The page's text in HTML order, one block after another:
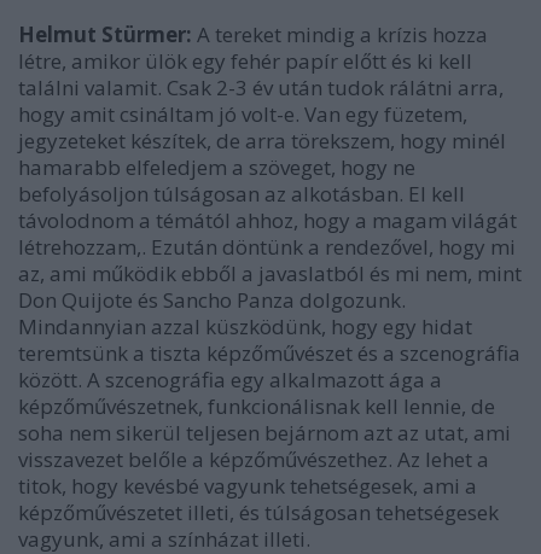
Helmut Stürmer: A tereket mindig a krízis hozza
létre, amikor ülök egy fehér papír előtt és ki kell
találni valamit. Csak 2-3 év után tudok rálátni arra,
hogy amit csináltam jó volt-e. Van egy füzetem,
jegyzeteket készítek, de arra törekszem, hogy minél
hamarabb elfeledjem a szöveget, hogy ne
befolyásoljon túlságosan az alkotásban. El kell
távolodnom a témától ahhoz, hogy a magam világát
létrehozzam,. Ezután döntünk a rendezővel, hogy mi
az, ami működik ebből a javaslatból és mi nem, mint
Don Quijote és Sancho Panza dolgozunk.
Mindannyian azzal küszködünk, hogy egy hidat
teremtsünk a tiszta képzőművészet és a szcenográfia
között. A szcenográfia egy alkalmazott ága a
képzőművészetnek, funkcionálisnak kell lennie, de
soha nem sikerül teljesen bejárnom azt az utat, ami
visszavezet belőle a képzőművészethez. Az lehet a
titok, hogy kevésbé vagyunk tehetségesek, ami a
képzőművészetet illeti, és túlságosan tehetségesek
vagyunk, ami a színházat illeti.